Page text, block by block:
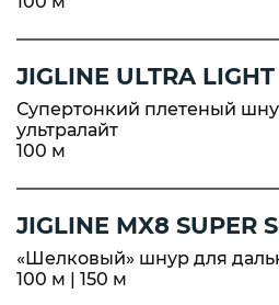
JIGLINE ULTRA LIGHT
Супертонкий плетеный
ультралайт
100 м
JIGLINE MX8 SUPER
«Шелковый» шнур для
100 м | 150 м